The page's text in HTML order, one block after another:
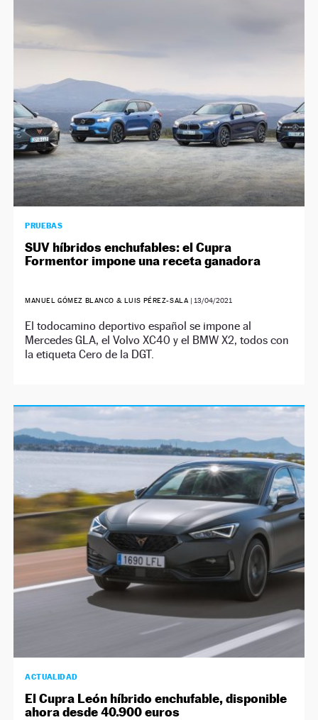
PRUEBAS
SUV híbridos enchufables: el Cupra
Formentor impone una receta ganadora
MANUEL GÓMEZ BLANCO & LUIS PÉREZ-SALA | 13/04/2021
El todocamino deportivo español se impone al
Mercedes GLA, el Volvo XC40 y el BMW X2, todos con
la etiqueta Cero de la DGT.
ACTUALIDAD
El Cupra León híbrido enchufable, disponible
ahora desde 40.900 euros